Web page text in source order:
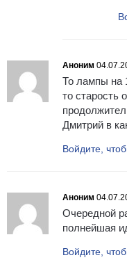
Аноним
То лампы на
то старость
Дмитрий в
Войдите,
Аноним
Очередной
полнейшая
Войдите,